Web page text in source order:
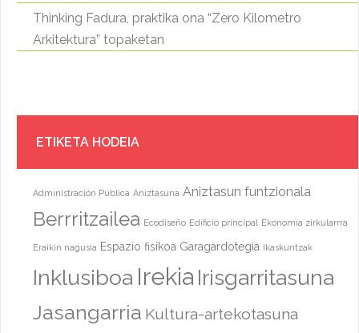
Thinking Fadura, praktika ona “Zero Kilometro
Arkitektura” topaketan
ETIKETA HODEIA
Administración Pública Aniztasuna Aniztasun funtzionala
Berrritzailea Ecodiseño Edificio principal Ekonomia zirkularrra
Eraikin nagusia Espazio fisikoa Garagardotegia Ikaskuntzak
Inklusiboa Irekia Irisgarritasuna
Jasangarria Kultura-artekotasuna